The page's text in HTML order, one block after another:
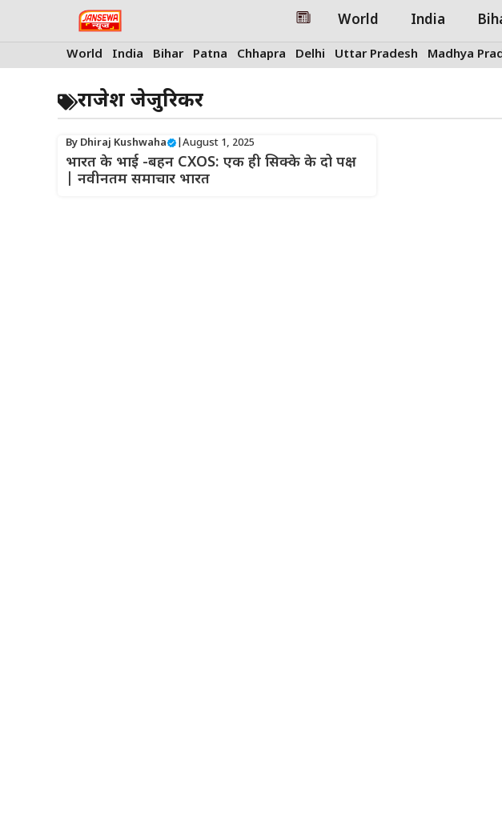
World India
World India Bihar Patna Chhapra Delhi Uttar Pradesh Madhya
राजेश जेजुरिकर
By Dhiraj Kushwaha August 1, 2025
भारत के भाई -बहन CXOS: एक ही सिक्के के दो पक्ष
| नवीनतम समाचार भारत